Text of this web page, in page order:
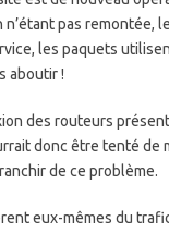
pas remontée,
les paquets
aboutir !
des routeurs
donc être tenté de
de ce problème.
eux-mêmes du